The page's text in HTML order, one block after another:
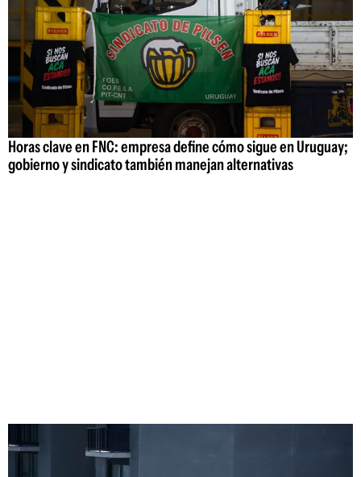
Horas clave en FNC: empresa define cómo sigue en Uruguay;
gobierno y sindicato también manejan alternativas